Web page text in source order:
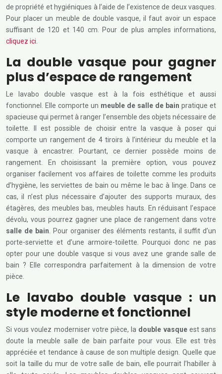
de propriété et hygiéniques à l’aide de l’existence de deux vasques.
Pour placer un meuble de double vasque, il faut avoir un espace
suffisant de 120 et 140 cm. Pour de plus amples informations,
cliquez ici
La double vasque pour gagner
plus d’espace de rangement
Le lavabo double vasque est à la fois esthétique et aussi
fonctionnel. Elle comporte un meuble de salle de bain pratique et
spacieuse qui permet à ranger l’ensemble des objets nécessaire de
toilette. Il est possible de choisir entre la vasque à poser qui
comporte un rangement de 4 tiroirs à l’intérieur du meuble et la
vasque à encastrer. Pourtant, ce dernier possède moins de
rangement. En choisissant la première option, vous pouvez
organiser facilement vos affaires de toilette comme les produits
d’hygiène, les serviettes de bain ou même le bac à linge. Dans ce
cas, il n’est plus nécessaire d’ajouter des supports muraux, des
étagères, des meubles bas, meubles hauts. En réduisant l’espace
dévolu, vous pourrez gagner une place de rangement dans votre
salle de bain . Pour organiser des éléments restants, il suffit d’un
porte-serviette et d’une armoire-toilette. Pourquoi donc ne pas
opter pour une double vasque si vous avez une grande salle de
bain ? Elle correspondra parfaitement à la dimension de votre
pièce.
Le lavabo double vasque : un
style moderne et fonctionnel
Si vous voulez moderniser votre pièce, la double vasqueest sans
doute la meuble salle de bain parfaite pour vous. Elle est très
appréciée et tendance à cause de son multiple design. Quelle que
soit la taille du mur de votre salle de bain, elle pourrait l’habiller à